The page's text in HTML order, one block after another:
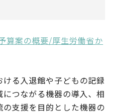
算案の概要/厚生労働省か
る入退館や子どもの記録
つながる機器の導入、相
支援を目的とした機器の